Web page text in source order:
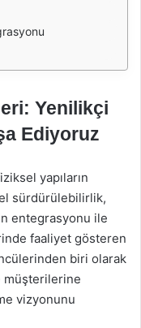
Yenilikçi
Ediyoruz
yapıların
sürdürülebilirlik,
entegrasyonu ile
faaliyet gösteren
biri olarak
müşterilerine
vizyonunu